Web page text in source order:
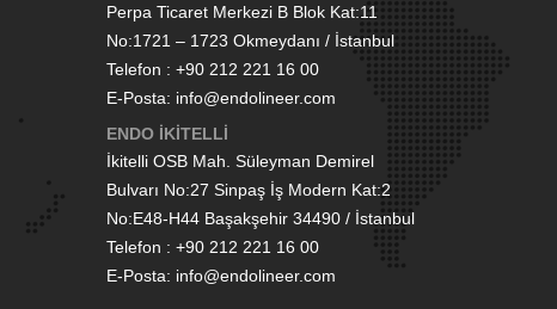
Perpa Ticaret Merkezi B Blok Kat:11
No:1721 – 1723 Okmeydanı / İstanbul
Telefon : +90 212 221 16 00
E-Posta: info@endolineer.com
ENDO İKİTELLİ
İkitelli OSB Mah. Süleyman Demirel
Bulvarı No:27 Sinpaş İş Modern Kat:2
No:E48-H44 Başakşehir 34490 / İstanbul
Telefon : +90 212 221 16 00
E-Posta: info@endolineer.com